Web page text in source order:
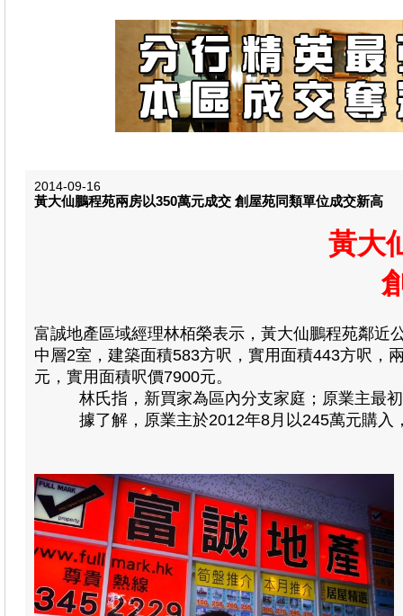
2014-09-16
黃大仙鵬程苑兩房以350萬元成交 創屋苑同類單位成交新高
黃大
富誠地產區域經理林栢榮表示，黃大仙鵬程苑鄰近
中層2室，建築面積583方呎，實用面積443方呎，
元，實用面積呎價7900元。
林氏指，新買家為區內分支家庭；原業主最初
據了解，原業主於2012年8月以245萬元購入，